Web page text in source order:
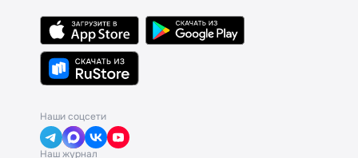
Контакты
Политики и соглашения
Сведения об ИТ-деятельности
Техническим партнерам
Тарифы
API
База знаний
Наши соцсети
Наш журнал